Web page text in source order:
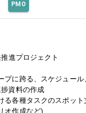
PMO
進プロジェクト
プに跨る、スケジュー
捗資料の作成
る各種タスクのスポッ
オ作成など)